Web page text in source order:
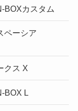
BOXカスタム
ペーシア
クス X
BOX L